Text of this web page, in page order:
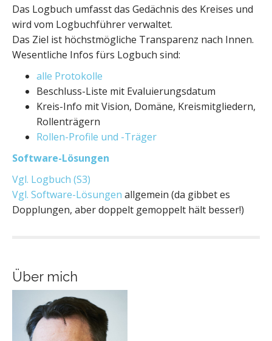
Das Logbuch umfasst das Gedächnis des Kreises und
wird vom Logbuchführer verwaltet.
Das Ziel ist höchstmögliche Transparenz nach Innen.
Wesentliche Infos fürs Logbuch sind:
alle Protokolle
Beschluss-Liste mit Evaluierungsdatum
Kreis-Info mit Vision, Domäne, Kreismitgliedern,
Rollenträgern
Rollen-Profile und -Träger
Software-Lösungen
Vgl. Logbuch (S3)
Vgl. Software-Lösungen allgemein (da gibbet es
Dopplungen, aber doppelt gemoppelt hält besser!)
Über mich